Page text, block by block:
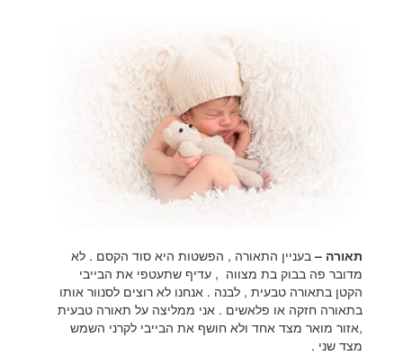
תאורה –בעניין התאורה , הפשטות היא סוד הקסם . לא
מדובר פה בבוק בת מצווה , עדיף שתעטפי את הבייבי
הקטן בתאורה טבעית , לבנה . אנחנו לא רוצים לסנוור אותו
בתאורה חזקה או פלאשים . אני ממליצה על תאורה טבעית
,אזור מואר מצד אחד ולא חושף את הבייבי לקרני השמש
מצד שני .